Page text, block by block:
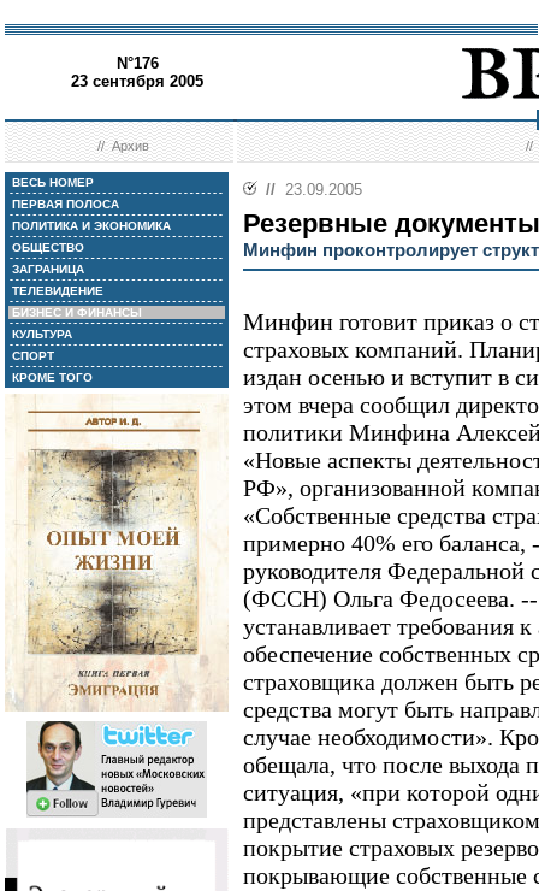
N°176
23 сентября 2005
//Архив //
ВЕСЬ НОМЕР
ПЕРВАЯ ПОЛОСА
ПОЛИТИКА И ЭКОНОМИКА
ОБЩЕСТВО
ЗАГРАНИЦА
ТЕЛЕВИДЕНИЕ
БИЗНЕС И ФИНАНСЫ
КУЛЬТУРА
СПОРТ
КРОМЕ ТОГО
// 23.09.2005
Резервные документы
Минфин проконтролирует
Минфин готовит приказ о
страховых компаний.
издан осенью и вступит в
этом вчера сообщил
политики Минфина
«Новые аспекты
РФ», организованной
«Собственные средства
примерно 40% его баланса,
руководителя Федеральной
(ФССН) Ольга Федосеева.
устанавливает требования
обеспечение собственных
страховщика должен быть
средства могут быть
случае необходимости».
обещала, что после выхода
ситуация, «при которой
представлены
покрытие страховых
покрывающие собственные